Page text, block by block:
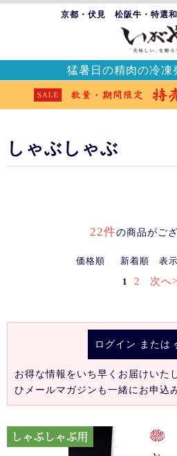
京都・伏見 松阪牛・特選
猛暑日の精肉の冷凍
しゃぶしゃぶ
22件の商品がご
価格順 新着順 表
1 2 次へ
ログイン または
お得な情報をいち早くお届けいた
ひメールマガジンも一緒にお申込